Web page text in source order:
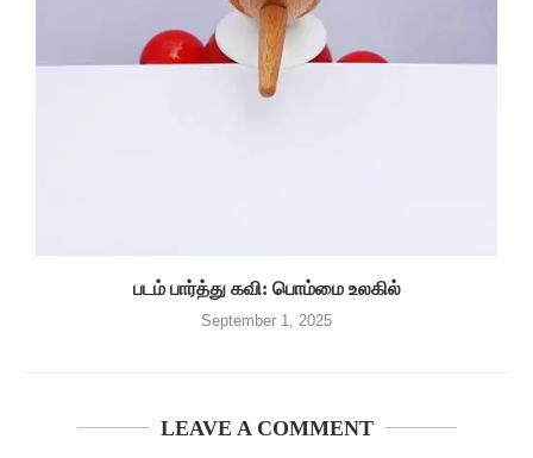
படம் பார்த்து கவி: பொம்மை உலகில்
September 1, 2025
LEAVE A COMMENT